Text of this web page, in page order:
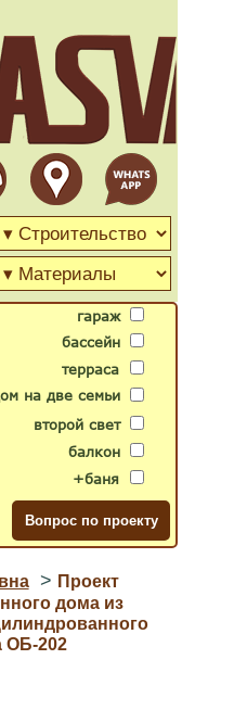
гараж
бассейн
второй свет
на две семьи
терраса
балкон
+баня
> Проект
дома из
ОБ-202